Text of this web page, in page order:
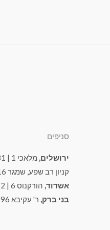
סניפים
ירושלים, מלאכי 1 | 055-6720381
קניון רב שפע, שמגר 16 | 055-6720382
אשדוד, הורקנוס 6 | 08-6181812
בני ברק, ר' עקיבא 96 | 055-6720380